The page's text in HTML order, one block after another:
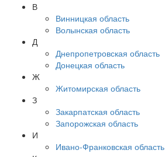
В
Винницкая область
Волынская область
Д
Днепропетровская область
Донецкая область
Ж
Житомирская область
З
Закарпатская область
Запорожская область
И
Ивано-Франковская область